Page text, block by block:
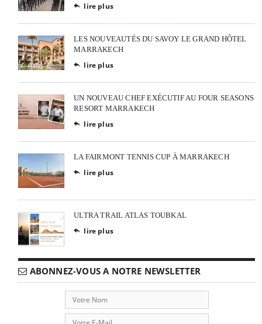
 lire plus
LES NOUVEAUTÉS DU SAVOY LE GRAND HÔTEL
MARRAKECH
 lire plus
UN NOUVEAU CHEF EXÉCUTIF AU FOUR SEASONS
RESORT MARRAKECH
 lire plus
LA FAIRMONT TENNIS CUP À MARRAKECH
 lire plus
ULTRA TRAIL ATLAS TOUBKAL
 lire plus
ABONNEZ-VOUS A NOTRE NEWSLETTER